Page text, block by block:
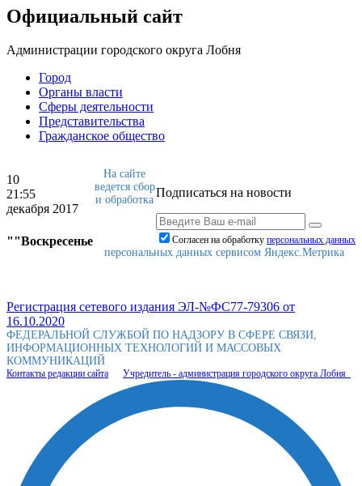
Официальный сайт
Администрации городского округа Лобня
Город
Органы власти
Сферы деятельности
Представительства
Гражданское общество
10
21:55
декабря 2017
""Воскресенье
Подписаться на новости
Согласен на обработку персональныx данных
На сайте
ведется сбор
и обработка
персональных данных сервисом Яндекс.Метрика
Регистрация сетевого издания ЭЛ-№ФС77-79306 от
16.10.2020
ФЕДЕРАЛЬНОЙ СЛУЖБОЙ ПО НАДЗОРУ В СФЕРЕ СВЯЗИ,
ИНФОРМАЦИОННЫХ ТЕХНОЛОГИЙ И МАССОВЫХ
КОММУНИКАЦИЙ
Контакты редакции сайта Учредитель - администрация городского округа Лобня